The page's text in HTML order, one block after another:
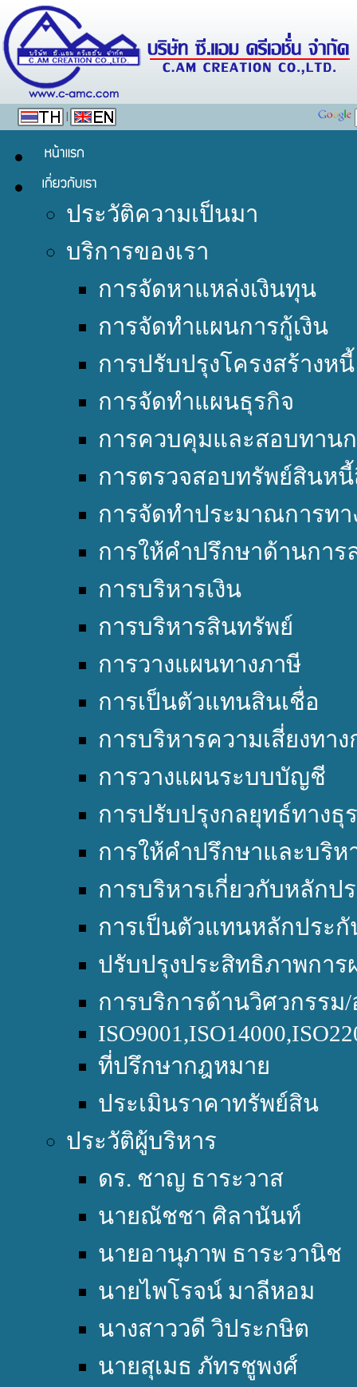
ประวัติความเป็นมา
บริการของเรา
การจัดหาแหล่งเงินทุน
การจัดทำแผนการกู้เงิน
การปรับปรุงโครงสร้างหนี้
การจัดทำแผนธุรกิจ
การควบคุมและสอบทาน
การตรวจสอบทรัพย์สินห
การจัดทำประมาณการทา
การให้คำปรึกษาด้านการ
การบริหารเงิน
การบริหารสินทรัพย์
การวางแผนทางภาษี
การเป็นตัวแทนสินเชื่อ
การบริหารความเสี่ยงทาง
การวางแผนระบบบัญชี
การปรับปรุงกลยุทธ์ทางธุ
การให้คำปรึกษาและบริ
การบริหารเกี่ยวกับหลักป
การเป็นตัวแทนหลักประกั
ปรับปรุงประสิทธิภาพการ
การบริการด้านวิศวกรร
ที่ปรึกษากฎหมาย
ประเมินราคาทรัพย์สิน
ประวัติผู้บริหาร
ดร. ชาญ ธาระวาส
นายณัชชา ศิลานันท์
นายอานุภาพ ธาระวานิช
นายไพโรจน์ มาลีหอม
นางสาววดี วิประกษิต
นายสุเมธ ภัทรชูพงศ์